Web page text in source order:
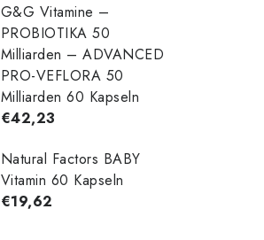
G&G Vitamine –
PROBIOTIKA 50
Milliarden – ADVANCED
PRO-VEFLORA 50
Milliarden 60 Kapseln
€42,23
Natural Factors BABY
Vitamin 60 Kapseln
€19,62